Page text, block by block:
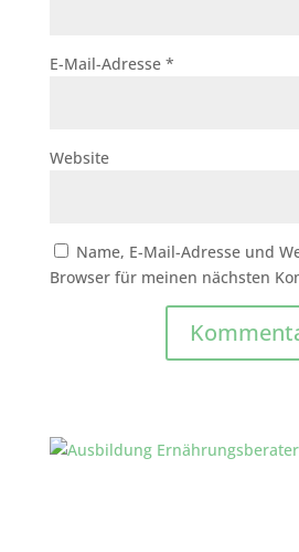
E-Mail-Adresse *
Website
Name, E-Mail-Adresse und
Browser für meinen nächsten